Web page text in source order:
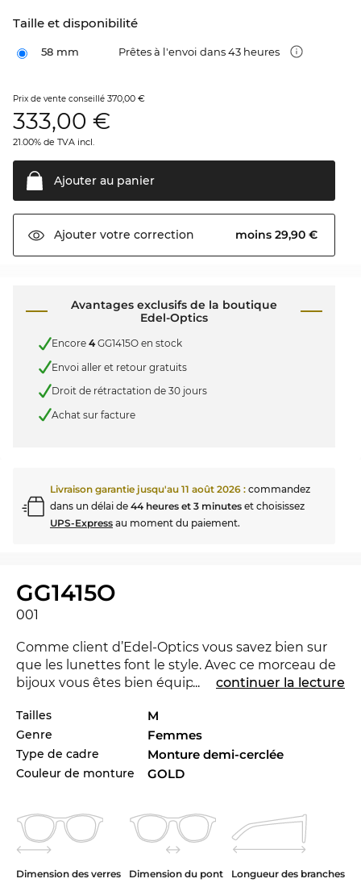
Taille et disponibilité
58 mm Prêtes à l'envoi dans 43 heures
Prix de vente conseillé 370,00 €
333,00 €
21.00% de TVA incl.
Ajouter au panier
Ajouter votre correction moins 29,90 €
Avantages exclusifs de la boutique
Edel-Optics
Encore 4GG1415O en stock
Envoi aller et retour gratuits
Droit de rétractation de 30 jours
Achat sur facture
Livraison garantie jusqu'au 11 août 2026 : commandez
dans un délai de 44 heures et 3 minutes et choisissez
UPS-Express au moment du paiement.
GG1415O
001
Comme client d’Edel-Optics vous savez bien sur
que les lunettes font le style. Avec ce morceau de
bijoux vous êtes bien équipé à l'Office ainsi que
Gucci tu peux montrer que tu es pionnière. Pour la
saison courant la marque se distingue avec sa
collection pour 2024. Le GG1415O est aussi
disponible dans autres styles des collectionnes de
La monture de lunettes est crée pour les
femmes
se combinent pour classique chic. Le cadre
... continuer la lecture
Tailles M
Genre Femmes
Type de cadre Monture demi-cerclée
Couleur de monture GOLD
Dimension des verres
Dimension du pont
Longueur des branches